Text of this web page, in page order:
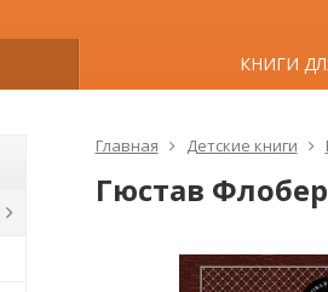
КНИГИ
Главная Детские книги
Гюстав